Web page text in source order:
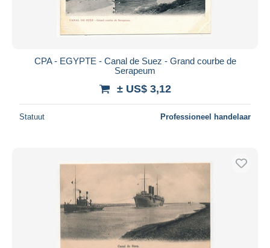
CPA - EGYPTE - Canal de Suez - Grand courbe de
Serapeum
± US$ 3,12
Statuut Professioneel handelaar